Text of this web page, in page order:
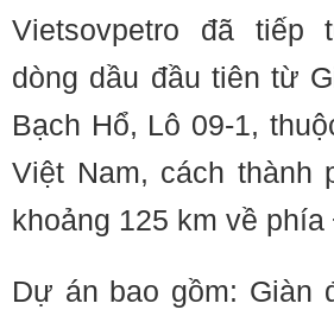
Vietsovpetro đã tiếp
dòng dầu đầu tiên từ
Bạch Hổ, Lô 09-1,
Việt Nam, cách thành
khoảng 125 km về
Dự án bao gồm: Giàn